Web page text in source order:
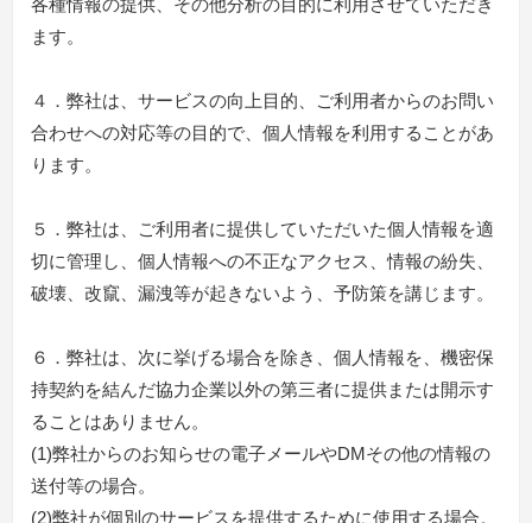
各種情報の提供、その他分析の目的に利用させていただき
ます。
４．弊社は、サービスの向上目的、ご利用者からのお問い
合わせへの対応等の目的で、個人情報を利用することがあ
ります。
５．弊社は、ご利用者に提供していただいた個人情報を適
切に管理し、個人情報への不正なアクセス、情報の紛失、
破壊、改竄、漏洩等が起きないよう、予防策を講じます。
６．弊社は、次に挙げる場合を除き、個人情報を、機密保
持契約を結んだ協力企業以外の第三者に提供または開示す
ることはありません。
(1)弊社からのお知らせの電子メールやDMその他の情報の
送付等の場合。
(2)弊社が個別のサービスを提供するために使用する場合。